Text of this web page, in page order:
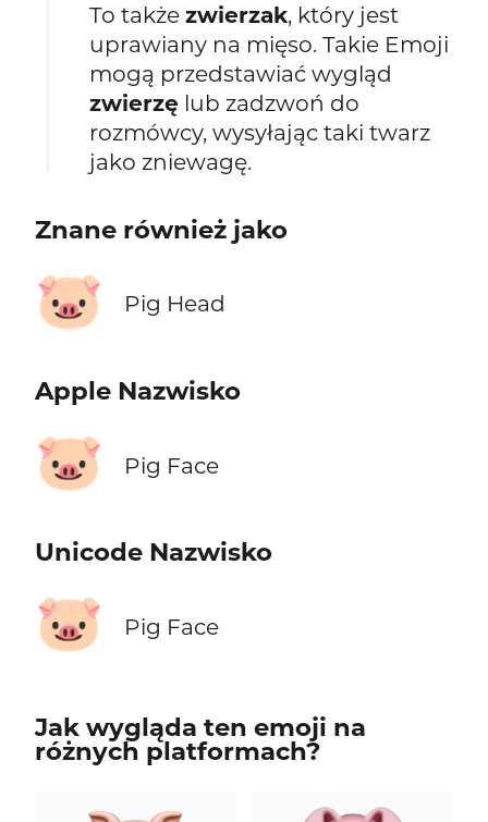
To takżezwierzak, który jest
uprawiany na mięso. Takie Emoji
mogą przedstawiać wygląd
zwierzę lub zadzwoń do
rozmówcy, wysyłając taki twarz
jako zniewagę.
Znane również jako
🐷 Pig Head
Apple Nazwisko
🐷 Pig Face
Unicode Nazwisko
🐷 Pig Face
Jak wygląda ten emoji na
różnych platformach?